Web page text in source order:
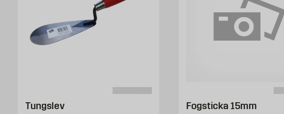
Tungslev Fogsticka 15mm